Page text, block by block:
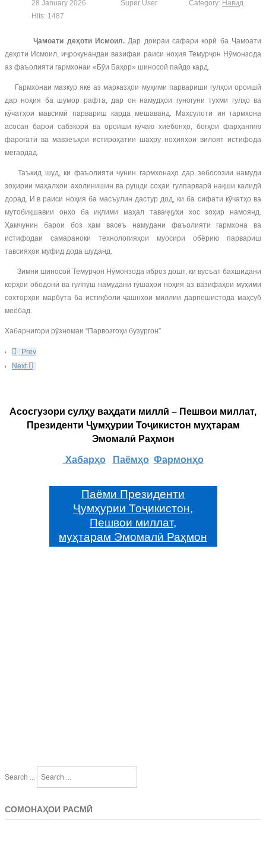
28 January 2026 Super User Category: Навид
Hits: 1487
Ҷамоати деҳоти Исмоил.Дар доираи сафари корӣ ба Ҷамоати
деҳоти Исмоил, иҷрокунандаи вазифаи раиси ноҳия Темурҷон Нӯмонзода
аз фаъолияти гармхонаи «Бӯи Баҳор» шиносоӣ пайдо кард.
Гармхонаи мазкур яке аз марказҳои муҳими парвариши гулҳои ороишӣ
дар ноҳия ба шумор рафта, дар он намудҳои гуногуни тухми гулҳо ва
кӯчатҳои мавсимӣ парвариш карда мешаванд. Маҳсулоти ин гармхона
асосан барои сабзкорӣ ва ороиши кӯчаю хиёбонҳо, боғҳои фарҳангию
фароғатӣ ва мавзеъҳои истироҳатии шаҳру ноҳияҳои вилоят истифода
мегардад.
Таъкид шуд, ки фаъолияти чунин гармхонаҳо дар зебосозии намуди
зоҳирии маҳалҳои аҳолинишин ва рушди соҳаи гулпарварӣ нақши калидӣ
дорад. И.в раиси ноҳия ба масъулин дастур дод, ки ба сифати кӯчатҳо ва
мутобиқшавии онҳо ба иқлими маҳал таваҷҷуҳи хос зоҳир намоянд.
Ҳамчунин барои боз ҳам васеъ намудани фаъолияти гармхона ва
истифодаи самараноки технологияҳои муосири обёрию парвариш
тавсияҳои муфид дода шуданд.
Зимни шиносоӣ Темурҷон Нӯмонзода иброз дошт, ки вусъат бахшидани
корҳои ободонӣ ва гулпӯш намудани гӯшаҳои ноҳия аз вазифаҳои муҳими
сохторҳои марбута ба истиқболи ҷашнҳои миллии дарпешистода маҳсуб
меёбад.
Хабарнигори рӯзномаи “Парвозгоҳи бузургон”
Prev
Next
Асосгузори сулҳу ваҳдати миллӣ – Пешвои миллат,
Президенти Ҷумҳурии Тоҷикистон муҳтарам
Эмомалӣ Раҳмон
Хабарҳо Паёмҳо Фармонҳо
Паёми Президенти
Ҷумҳурии Тоҷикистон,
Пешвои миллат,
муҳтарам Эмомалӣ Раҳмон
Search ...
СОМОНАҲОИ РАСМӢ